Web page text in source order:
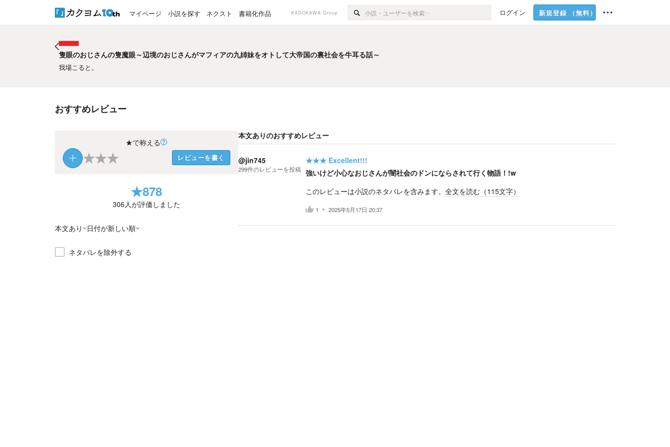
マイページ 小説を探す ネクスト 書籍化作品 KADOKAWA Group ログイン 新規登録 （無料）
隻眼のおじさんの隻魔眼～辺境のおじさんがマフィアの九姉妹をオトして大帝国の裏社会を牛耳る話～
我場こると。
おすすめレビュー
★で称える
★★★ レビューを書く
★878
306人が評価しました
本文あり 日付が新しい順
ネタバレを除外する
本文ありのおすすめレビュー
@jin745
299件のレビューを投稿
★★★ Excellent!!!
強いけど小心なおじさんが闇社会のドンにならされて行く物語！!w
このレビューは小説のネタバレを含みます。 全文を読む（115文字）
1 2025年5月17日 20:37